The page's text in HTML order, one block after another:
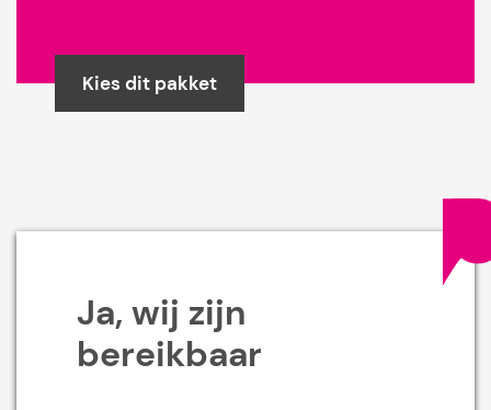
Kies dit pakket
Ja, wij zijn
bereikbaar